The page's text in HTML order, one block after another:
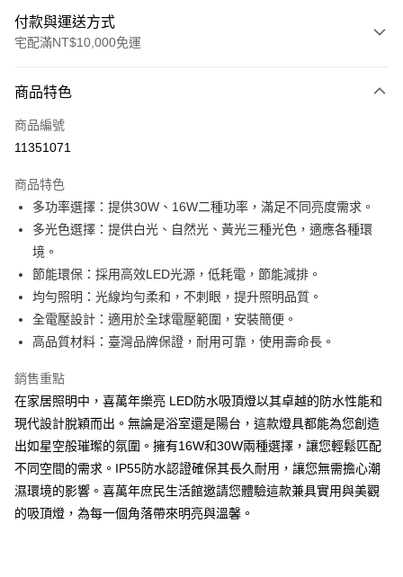
付款與運送方式
宅配滿NT$10,000免運
信用卡一次付款
超商取貨付款
運送方式
全家取貨付款
每筆NT$60
7-11取貨付款
每筆NT$60
每筆NT$160，滿NT$10,000(含以上)免運費
商品特色
商品編號
11351071
商品特色
多功率選擇：提供30W、16W二種功率，滿足不同亮度需求。
多光色選擇：提供白光、自然光、黃光三種光色，適應各種環
境。
節能環保：採用高效LED光源，低耗電，節能減排。
均勻照明：光線均勻柔和，不刺眼，提升照明品質。
全電壓設計：適用於全球電壓範圍，安裝簡便。
高品質材料：臺灣品牌保證，耐用可靠，使用壽命長。
銷售重點
在家居照明中，喜萬年樂亮 LED防水吸頂燈以其卓越的防水性能和
現代設計脫穎而出。無論是浴室還是陽台，這款燈具都能為您創造
出如星空般璀璨的氛圍。擁有16W和30W兩種選擇，讓您輕鬆匹配
不同空間的需求。IP55防水認證確保其長久耐用，讓您無需擔心潮
濕環境的影響。喜萬年庶民生活館邀請您體驗這款兼具實用與美觀
的吸頂燈，為每一個角落帶來明亮與溫馨。